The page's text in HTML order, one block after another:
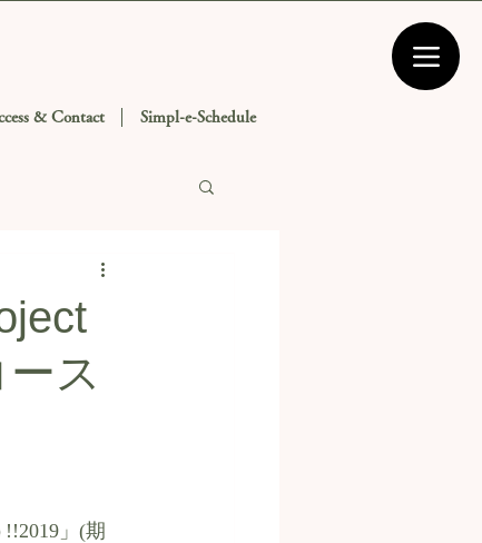
& Contact Simpl-e-Schedule
ス
」(期